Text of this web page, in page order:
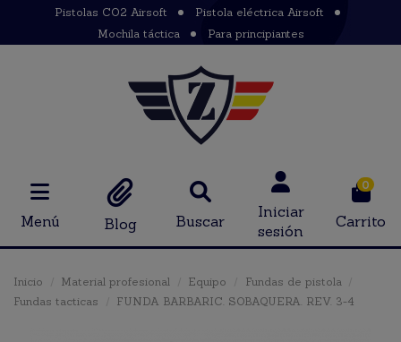
Pistolas CO2 Airsoft
Pistola eléctrica Airsoft
Mochila táctica
Para principiantes
Menú Blog Buscar
Iniciar
sesión
0
Carrito
Inicio Material profesional Equipo
Fundas de pistola
Fundas tacticas
FUNDA BARBARIC. SOBAQUERA. REV. 3-4